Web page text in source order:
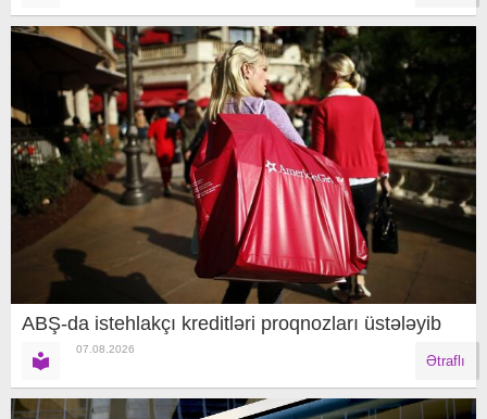
ABŞ-da istehlakçı kreditləri proqnozları üstələyib
07.08.2026
Ətraflı